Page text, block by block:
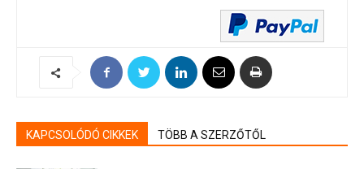
KAPCSOLÓDÓ CIKKEK TÖBB A SZERZŐTŐL